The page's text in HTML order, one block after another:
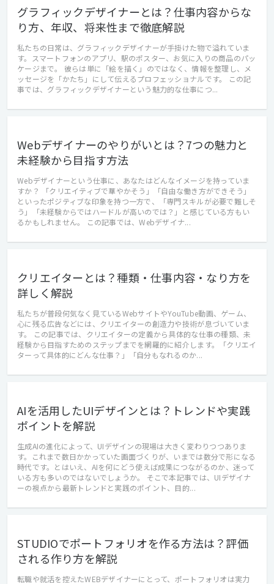
グラフィックデザイナーとは？仕事内容からな
り方、年収、将来性まで徹底解説
私たちの日常は、グラフィックデザイナーが手掛けた物で溢れていま
す。スマートフォンのアプリ、駅のポスター、お気に入りの商品のパッ
ケージまで。 彼らは単に「絵を描く」のではなく、情報を整理し、メ
ッセージを「かたち」にして伝えるプロフェッショナルです。 この記
事では、グラフィックデザイナーという魅力的な仕事につ...
Webデザイナーのやりがいとは？7つの魅力と
未経験から目指す方法
Webデザイナーという仕事に、あなたはどんなイメージを持っていま
すか？ 「クリエイティブで華やかそう」「自由な働き方ができそう」
といったポジティブな印象を持つ一方で、「専門スキルが必要で難しそ
う」「未経験からではハードルが高いのでは？」と感じている方もい
るかもしれません。 この記事では、Webデザイナ...
クリエイターとは？種類・仕事内容・なり方を
詳しく解説
私たちが普段何気なく見ているWebサイトやYouTube動画、ゲーム、
心に残る広告などには、クリエイターの創造力や技術が息づいていま
す。 この記事では、クリエイターの定義から具体的な仕事の種類、未
経験から目指すためのステップまでを網羅的に紹介します。「クリエイ
ターって具体的にどんな仕事？」「自分もなれるのか...
AIを活用したUIデザインとは？トレンドや実践
ポイントを解説
生成AIの進化によって、UIデザインの現場は大きく変わりつつありま
す。これまで数日かかっていた画面づくりが、いまでは数分で形になる
時代です。とはいえ、AIを何にどう使えば成果につながるのか、迷って
いる方も多いのではないでしょうか。 そこで本記事では、UIデザイナ
ーの視点から最新トレンドと実践のポイント、目的...
STUDIOでポートフォリオを作る方法は？評価
される作り方を解説
転職や就活を控えたWEBデザイナーにとって、ポートフォリオは実力